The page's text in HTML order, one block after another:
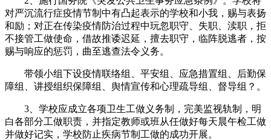
对严沉流行症疫情节制中有凸起表示的学校和小我，赐与表扬
和励；对正在传染疫情防治过程中玩忽职守、失职、渎职，拒
不接管工做使命，借故推诿迟延，擅去职守，临阵脱逃者，按
赐与响应的惩罚，曲至逃查法令义务。
带领小组下设疫情联络组、平安组、应急措置组、后勤保
障组、讲授组织保障组、舆情宣传和心理疏导组、督导组？。
3、学校应成立各项卫生工做义务制，完美监视轨制，明
白各部分工做职责，并指定教师或班从任做好每天晨午检工做
并做好记实，学校防止疾病节制工做的成功开展。